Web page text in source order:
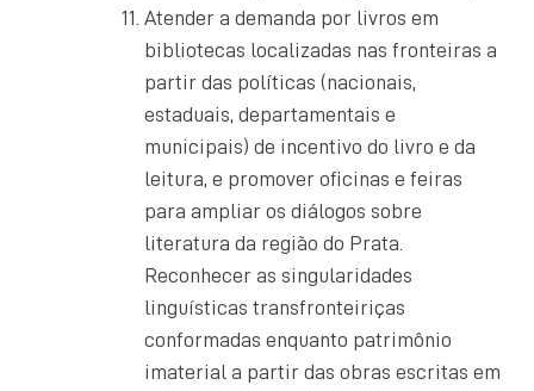
Atender a demanda por livros em
bibliotecas localizadas nas fronteiras a
partir das políticas (nacionais,
estaduais, departamentais e
municipais) de incentivo do livro e da
leitura, e promover oficinas e feiras
para ampliar os diálogos sobre
literatura da região do Prata.
Reconhecer as singularidades
linguísticas transfronteiriças
conformadas enquanto patrimônio
imaterial a partir das obras escritas em